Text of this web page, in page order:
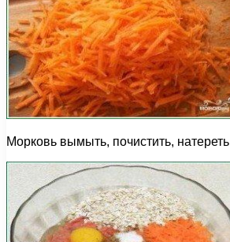
Морковь вымыть, почистить,